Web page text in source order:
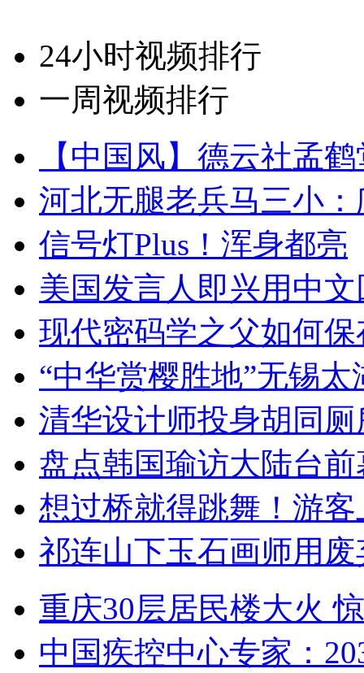
24小时视频排行
一周视频排行
【中国风】德云社孟
河北无腿老兵马三小
信号灯Plus！浑身都亮
美国发言人即兴用中
现代密码学之父如何
“中华赏樱胜地”无锡
清华设计师投身胡同
盘点韩国瑜访大陆台
想过桥就得跳舞！游客
祁连山下玉石画师用
重庆30层居民楼大火
中国疾控中心专家：